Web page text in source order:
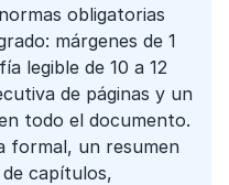
obligatorias
márgenes de 1
legible de 10 a 12
de páginas y un
todo el documento.
formal, un resumen
capítulos,